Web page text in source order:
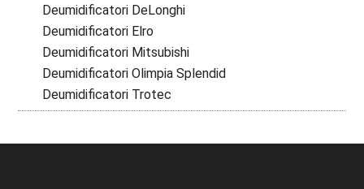
Deumidificatori DeLonghi
Deumidificatori Elro
Deumidificatori Mitsubishi
Deumidificatori Olimpia Splendid
Deumidificatori Trotec